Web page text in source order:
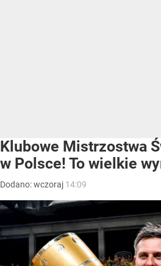
Klubowe Mistrzostwa
w Polsce! To wielkie
Dodano:wczoraj 14:09